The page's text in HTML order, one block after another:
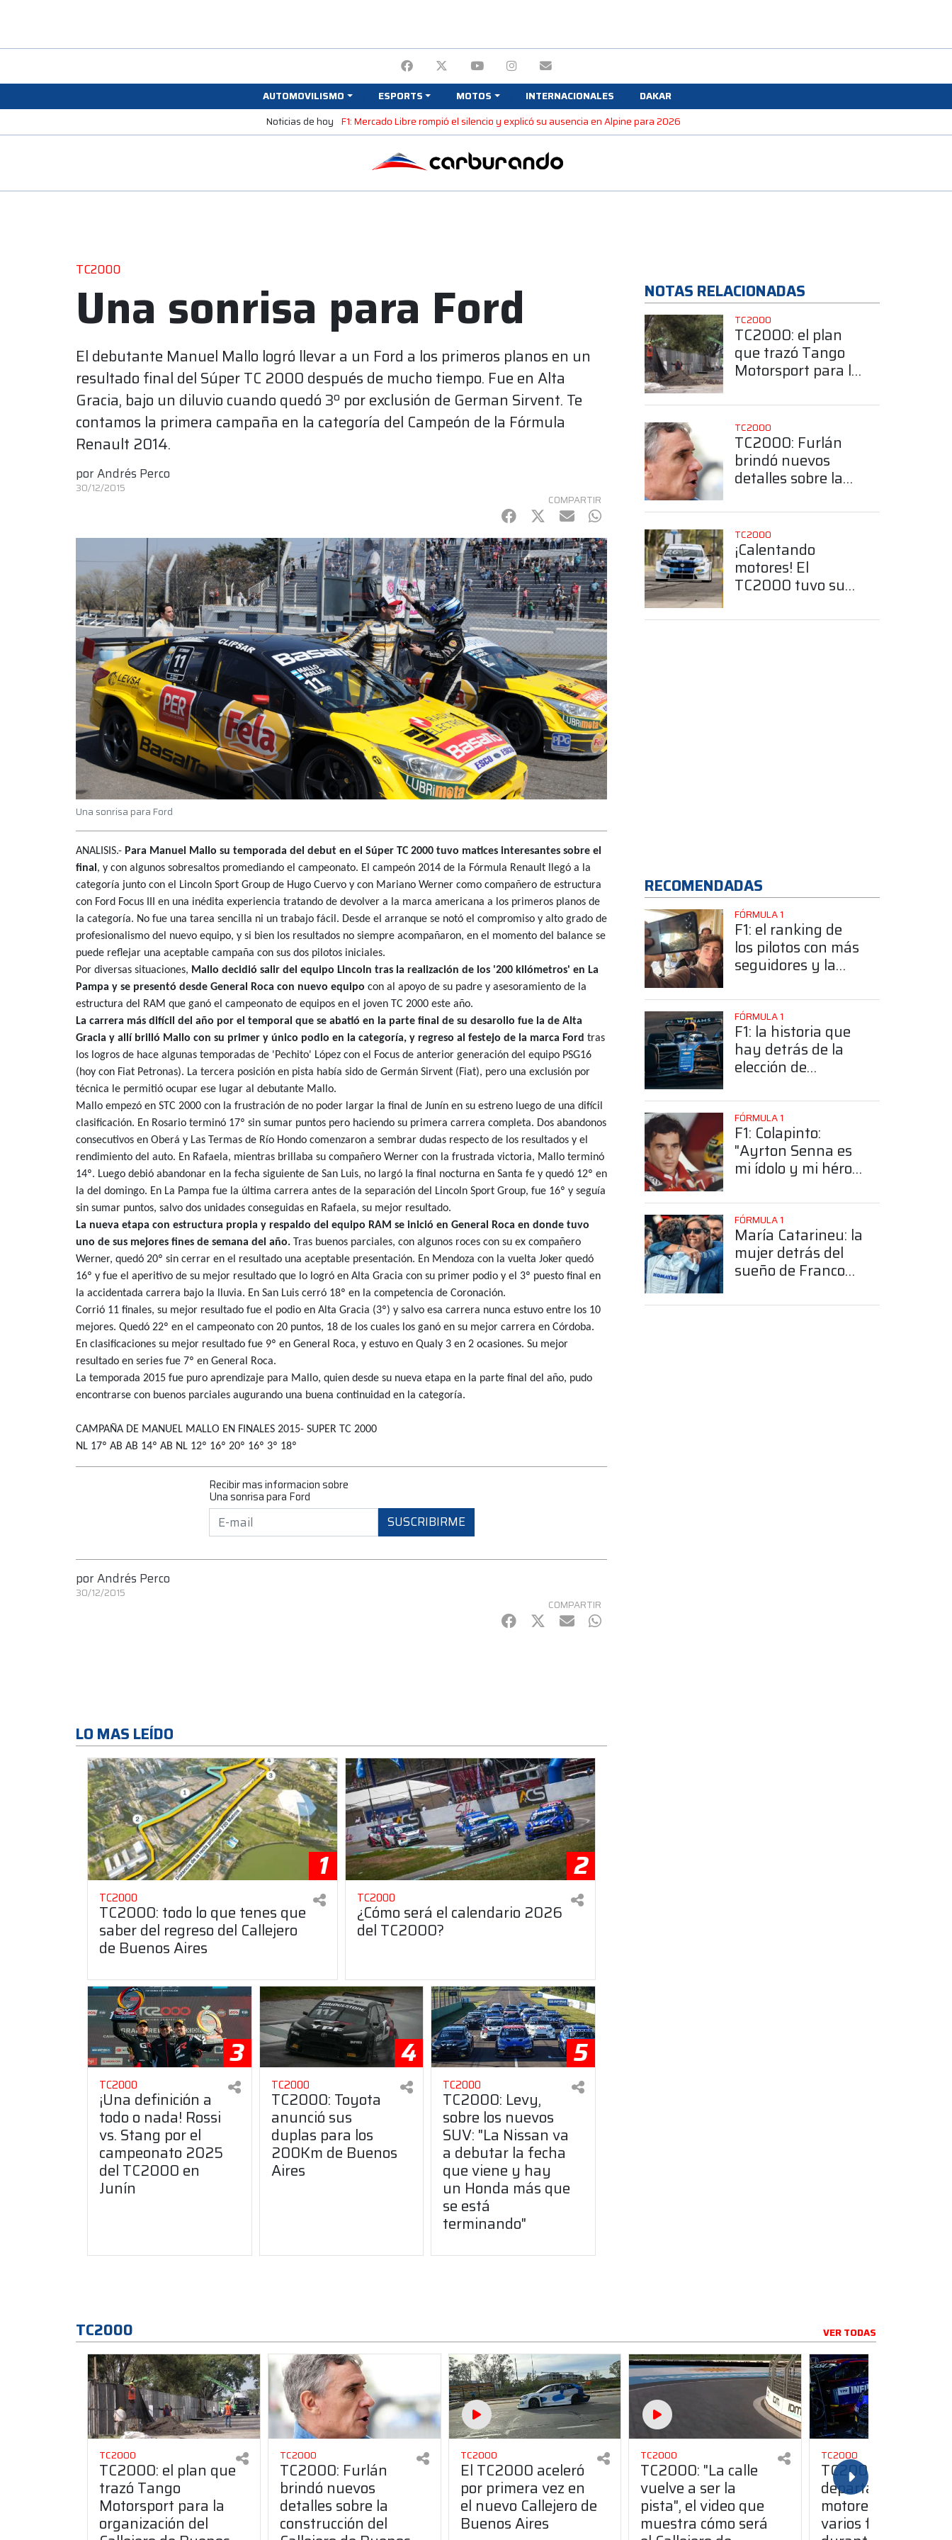
AUTOMOVILISMO ESPORTS MOTOS INTERNACIONALES
DAKAR
Noticias de hoy F1: Mercado Libre rompió el silencio y explicó su ausencia en Alpine para 2026
TC2000
Una sonrisa para Ford
El debutante Manuel Mallo logró llevar a un Ford a los primeros planos en un
resultado final del Súper TC 2000 después de mucho tiempo. Fue en Alta
Gracia, bajo un diluvio cuando quedó 3º por exclusión de German Sirvent. Te
contamos la primera campaña en la categoría del Campeón de la Fórmula
Renault 2014.
porAndrés Perco
30/12/2015
COMPARTIR
Facebook
Twitter
mail WhatsApp
Una sonrisa para Ford
ANALISIS.- Para Manuel Mallo su temporada del debut en el Súper TC 2000 tuvo matices interesantes sobre el
final, y con algunos sobresaltos promediando el campeonato. El campeón 2014 de la Fórmula Renault llegó a la
categoría junto con el Lincoln Sport Group de Hugo Cuervo y con Mariano Werner como compañero de estructura
con Ford Focus III en una inédita experiencia tratando de devolver a la marca americana a los primeros planos de
la categoría. No fue una tarea sencilla ni un trabajo fácil. Desde el arranque se notó el compromiso y alto grado de
profesionalismo del nuevo equipo, y si bien los resultados no siempre acompañaron, en el momento del balance se
puede reflejar una aceptable campaña con sus dos pilotos iniciales.
Por diversas situaciones, Mallo decidió salir del equipo Lincoln tras la realización de los '200 kilómetros' en La
Pampa y se presentó desde General Roca con nuevo equipo con al apoyo de su padre y asesoramiento de la
estructura del RAM que ganó el campeonato de equipos en el joven TC 2000 este año.
La carrera más difícil del año por el temporal que se abatió en la parte final de su desarollo fue la de Alta
Gracia y allí brilló Mallo con su primer y único podio en la categoría, y regreso al festejo de la marca Ford tras
los logros de hace algunas temporadas de 'Pechito' López con el Focus de anterior generación del equipo PSG16
(hoy con Fiat Petronas). La tercera posición en pista había sido de Germán Sirvent (Fiat), pero una exclusión por
técnica le permitió ocupar ese lugar al debutante Mallo.
Mallo empezó en STC 2000 con la frustración de no poder largar la final de Junín en su estreno luego de una difícil
clasificación. En Rosario terminó 17º sin sumar puntos pero haciendo su primera carrera completa. Dos abandonos
consecutivos en Oberá y Las Termas de Río Hondo comenzaron a sembrar dudas respecto de los resultados y el
rendimiento del auto. En Rafaela, mientras brillaba su compañero Werner con la frustrada victoria, Mallo terminó
14º. Luego debió abandonar en la fecha siguiente de San Luis, no largó la final nocturna en Santa fe y quedó 12º en
la del domingo. En La Pampa fue la última carrera antes de la separación del Lincoln Sport Group, fue 16º y seguía
sin sumar puntos, salvo dos unidades conseguidas en Rafaela, su mejor resultado.
La nueva etapa con estructura propia y respaldo del equipo RAM se inició en General Roca en donde tuvo
uno de sus mejores fines de semana del año. Tras buenos parciales, con algunos roces con su ex compañero
Werner, quedó 20º sin cerrar en el resultado una aceptable presentación. En Mendoza con la vuelta Joker quedó
16º y fue el aperitivo de su mejor resultado que lo logró en Alta Gracia con su primer podio y el 3º puesto final en
la accidentada carrera bajo la lluvia. En San Luis cerró 18º en la competencia de Coronación.
Corrió 11 finales, su mejor resultado fue el podio en Alta Gracia (3º) y salvo esa carrera nunca estuvo entre los 10
mejores. Quedó 22º en el campeonato con 20 puntos, 18 de los cuales los ganó en su mejor carrera en Córdoba.
En clasificaciones su mejor resultado fue 9º en General Roca, y estuvo en Qualy 3 en 2 ocasiones. Su mejor
resultado en series fue 7º en General Roca.
La temporada 2015 fue puro aprendizaje para Mallo, quien desde su nueva etapa en la parte final del año, pudo
encontrarse con buenos parciales augurando una buena continuidad en la categoría.
CAMPAÑA DE MANUEL MALLO EN FINALES 2015- SUPER TC 2000
NL 17º AB AB 14º AB NL 12º 16º 20º 16º 3º 18º
Recibir mas informacion sobre
Una sonrisa para Ford
SUSCRIBIRME
porAndrés Perco
30/12/2015
COMPARTIR
Facebook
Twitter
mail WhatsApp
LO MAS LEÍDO
1
TC2000
TC2000: todo lo que tenes que
saber del regreso del Callejero
de Buenos Aires
2
TC2000
¿Cómo será el calendario 2026
del TC2000?
3
TC2000
¡Una definición a
todo o nada! Rossi
vs. Stang por el
campeonato 2025
del TC2000 en
Junín
4
TC2000
TC2000: Toyota
anunció sus
duplas para los
200Km de Buenos
Aires
5
TC2000
TC2000: Levy,
sobre los nuevos
SUV: "La Nissan va
a debutar la fecha
que viene y hay
un Honda más que
se está
terminando"
NOTAS RELACIONADAS
TC2000
TC2000: el plan
que trazó Tango
Motorsport para la
Callejero de
Buenos Aires
TC2000
TC2000: Furlán
brindó nuevos
detalles sobre la
Callejero de
Buenos Aires
TC2000
¡Calentando
motores! El
TC2000 tuvo su
con el callejero de
RECOMENDADAS
FÓRMULA 1
F1: el ranking de
los pilotos con más
seguidores y la
posición de
Colapinto
FÓRMULA 1
F1: la historia que
hay detrás de la
elección de
número 43
FÓRMULA 1
F1: Colapinto:
"Ayrton Senna es
mi ídolo y mi héroe
FÓRMULA 1
María Catarineu: la
mujer detrás del
sueño de Franco
Fórmula 1
TC2000 VER TODAS
TC2000
TC2000: el plan que
trazó Tango
Motorsport para la
organización del
TC2000
TC2000: Furlán
brindó nuevos
detalles sobre la
construcción del
TC2000
El TC2000 aceleró
por primera vez en
el nuevo Callejero de
Buenos Aires
TC2000
TC2000: "La calle
vuelve a ser la
pista", el video que
muestra cómo será
TC2000
TC2000: el
departamento de
motores trabaja en
varios frentes